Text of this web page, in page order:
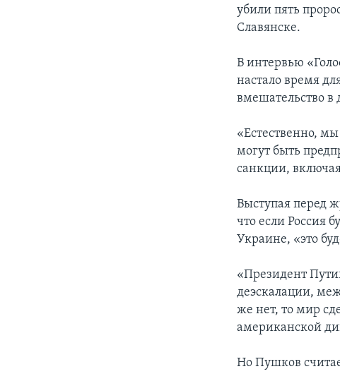
убили пять
Славянске.
В интервью
настало время
вмешательство
«Естественно,
могут быть
санкции,
Выступая перед
что если Россия
Украине, «это
«Президент
деэскалации,
же нет, то мир
американской
Но Пушков